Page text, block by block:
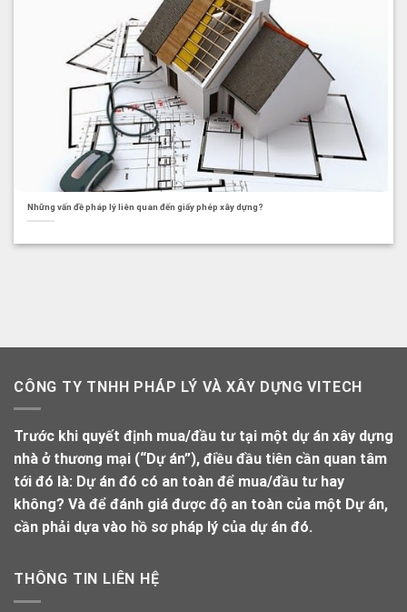
Những vấn đề pháp lý liên quan đến giấy phép xây dựng?
CÔNG TY TNHH PHÁP LÝ VÀ XÂY DỰNG VITECH
Trước khi quyết định mua/đầu tư tại một dự án xây dựng
nhà ở thương mại (“Dự án”), điều đầu tiên cần quan tâm
tới đó là: Dự án đó có an toàn để mua/đầu tư hay
không? Và để đánh giá được độ an toàn của một Dự án,
cần phải dựa vào hồ sơ pháp lý của dự án đó.
THÔNG TIN LIÊN HỆ